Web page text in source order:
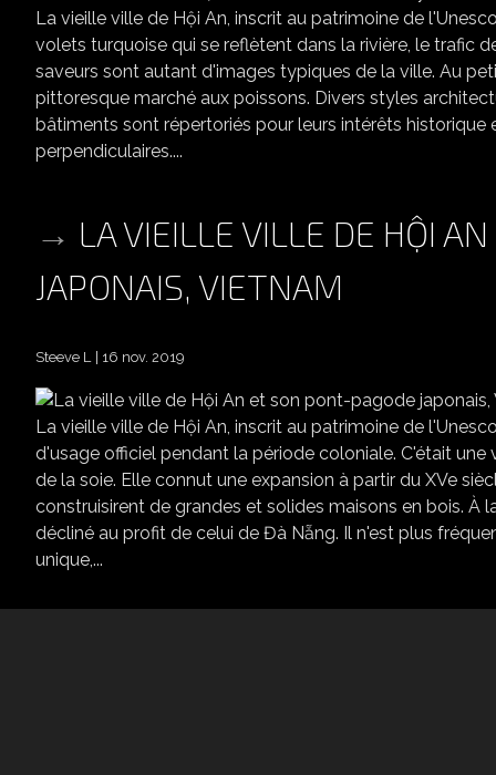
La vieille ville de Hội An, inscrit au patrimoine de
volets turquoise qui se reflètent dans la rivière, le trafic
saveurs sont autant d'images typiques de la ville. Au
pittoresque marché aux poissons. Divers styles
bâtiments sont répertoriés pour leurs intérêts
perpendiculaires....
LA VIEILLE VILLE DE HỘI
JAPONAIS, VIETNAM
Steeve L 16 nov. 2019
La vieille ville de Hội An, inscrit au patrimoine de
d'usage officiel pendant la période coloniale. C'était
de la soie. Elle connut une expansion à partir du XVe
construisirent de grandes et solides maisons en bois. À
décliné au profit de celui de Đà Nẵng. Il n'est plus
unique,...